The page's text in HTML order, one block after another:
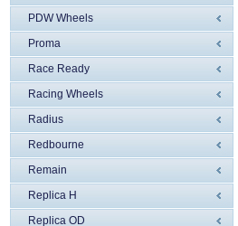
PDW Wheels
Proma
Race Ready
Racing Wheels
Radius
Redbourne
Remain
Replica H
Replica OD